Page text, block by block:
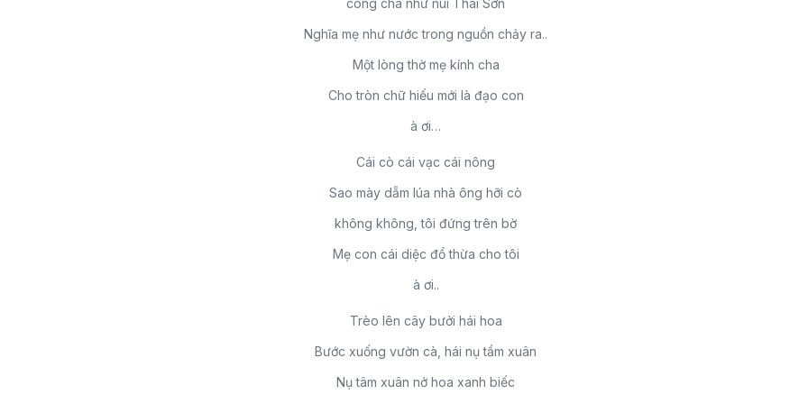
công cha như núi Thái Sơn
Nghĩa mẹ như nước trong nguồn chảy ra..
Một lòng thờ mẹ kính cha
Cho tròn chữ hiếu mới là đạo con
à ơi…
Cái cò cái vạc cái nông
Sao mày dẵm lúa nhà ông hỡi cò
không không, tôi đứng trên bờ
Mẹ con cái diệc đổ thừa cho tôi
à ơi..
Trèo lên cây bưởi hái hoa
Bước xuống vườn cà, hái nụ tầm xuân
Nụ tâm xuân nở hoa xanh biếc